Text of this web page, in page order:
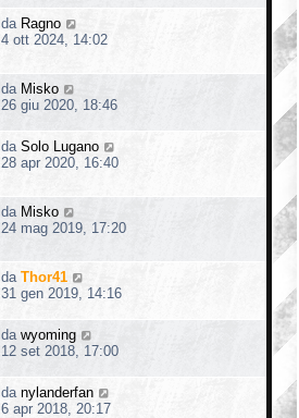
da Ragno
4 ott 2024, 14:02
da Misko
26 giu 2020, 18:46
da Solo Lugano
28 apr 2020, 16:40
da Misko
24 mag 2019, 17:20
da Thor41
31 gen 2019, 14:16
da wyoming
12 set 2018, 17:00
da nylanderfan
6 apr 2018, 20:17